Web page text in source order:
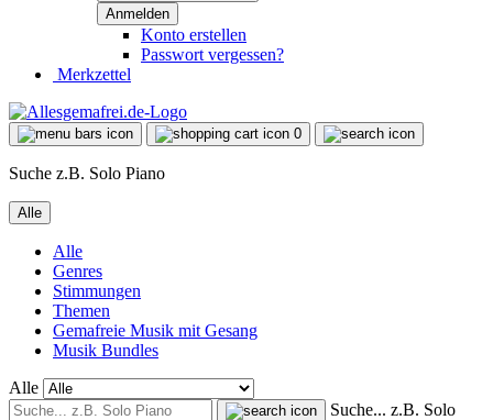
Konto erstellen
Passwort vergessen?
Merkzettel
0
Suche z.B. Solo Piano
Alle
Alle
Genres
Stimmungen
Themen
Gemafreie Musik mit Gesang
Musik Bundles
Alle
Suche... z.B. Solo